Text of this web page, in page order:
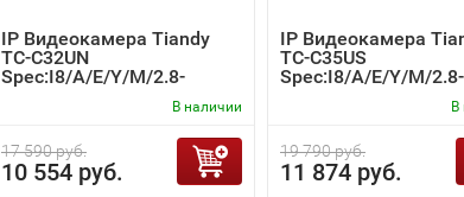
IP Видеокамера Tiandy
TC-C32UN
Spec:I8/A/E/Y/M/2.8-
В наличии
17 590 руб.
10 554 руб.
IP Видеокамера
TC-C35US
Spec:I8/A/E/Y/M/2.8-
В
19 790 руб.
11 874 руб.